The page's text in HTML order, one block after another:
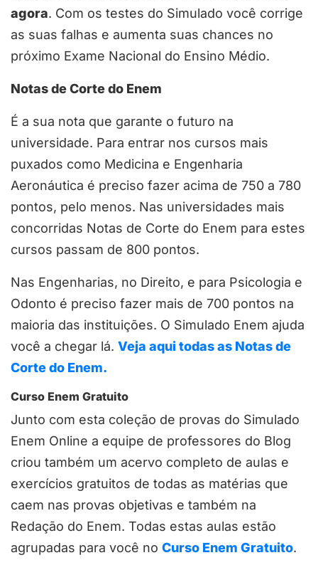
agora. Com os testes do Simulado você corrige
as suas falhas e aumenta suas chances no
próximo Exame Nacional do Ensino Médio.
Notas de Corte do Enem
É a sua nota que garante o futuro na
universidade. Para entrar nos cursos mais
puxados como Medicina e Engenharia
Aeronáutica é preciso fazer acima de 750 a 780
pontos, pelo menos. Nas universidades mais
concorridas Notas de Corte do Enem para estes
cursos passam de 800 pontos.
Nas Engenharias, no Direito, e para Psicologia e
Odonto é preciso fazer mais de 700 pontos na
maioria das instituições. O Simulado Enem ajuda
você a chegar lá. Veja aqui todas as Notas de
Corte do Enem.
Curso Enem Gratuito
Junto com esta coleção de provas do Simulado
Enem Online a equipe de professores do Blog
criou também um acervo completo de aulas e
exercícios gratuitos de todas as matérias que
caem nas provas objetivas e também na
Redação do Enem. Todas estas aulas estão
agrupadas para você no Curso Enem Gratuito.